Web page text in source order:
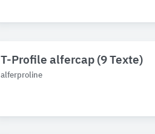
T-Profile alfercap (9 Texte)
alferproline